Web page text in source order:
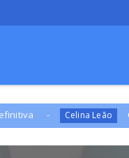
Celina Leão Campanha